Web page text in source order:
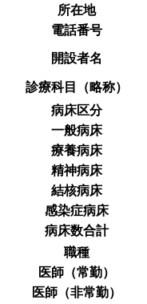
所在地
電話番号
開設者名
診療科目（略称）
病床区分
一般病床
療養病床
精神病床
結核病床
感染症病床
病床数合計
職種
医師（常勤）
医師（非常勤）